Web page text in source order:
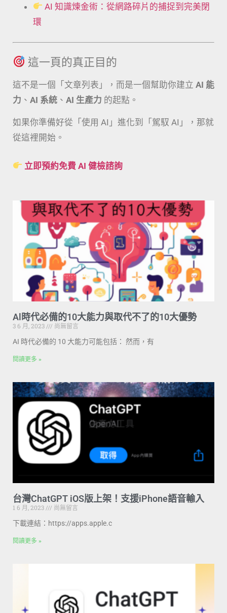
AI 知識煉金術：從網路碎片的捕捉到完美閉
環
這一頁的真正目的
這不是一個「文章列表」，而是一個幫助你建立 AI 能
力 、 AI 系統 、 AI 生產力 的起點。
如果你準備好從「使用 AI」進化到「駕馭 AI」，那就
從這裡開始。
立即預約免費 AI 健檢諮詢
Al時代必備的10大能力與取代不了的10大優勢
3 6 月, 2023
尚無留言
AI 時代必備的 10 大能力可能包括： 然而，有
閱讀更多 »
台灣ChatGPT iOS版上架！支援iPhone語音輸入
1 6 月, 2023
尚無留言
下載連結：https://apps.apple.c
閱讀更多 »